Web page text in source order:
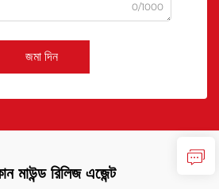
0/1000
জমা দিন
মাউন্ড রিলিজ এজেন্ট